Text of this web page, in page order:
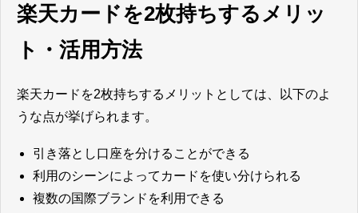
楽天カードを2枚持ちするメリッ
ト・活用方法
楽天カードを2枚持ちするメリットとしては、以下のよ
うな点が挙げられます。
引き落とし口座を分けることができる
利用のシーンによってカードを使い分けられる
複数の国際ブランドを利用できる